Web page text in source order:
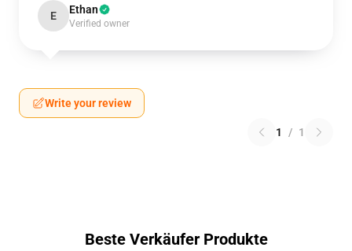
E Ethan
Verified owner
Write your review
1 / 1
Beste Verkäufer Produkte